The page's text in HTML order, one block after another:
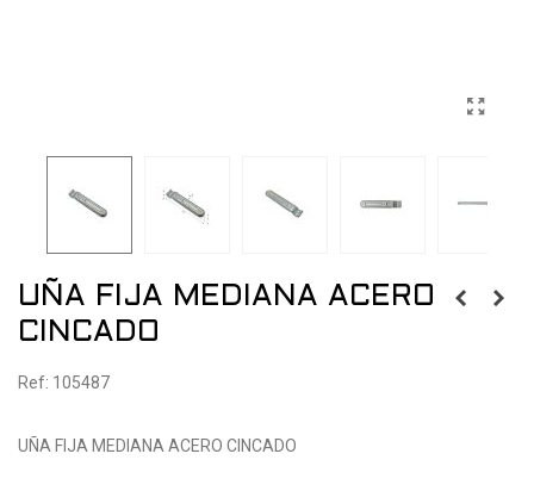
UÑA FIJA MEDIANA ACERO
CINCADO
Ref: 105487
UÑA FIJA MEDIANA ACERO CINCADO